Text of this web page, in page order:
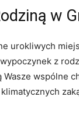
w
urokliwych⁣
z‌
wspólne